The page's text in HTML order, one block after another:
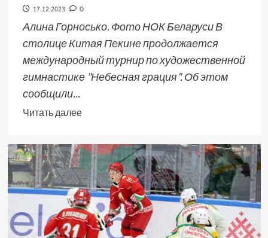
17.12.2023 0
Алина Горносько. Фото НОК Беларуси В
столице Китая Пекине продолжается
международный турнир по художественной
гимнастике "Небесная грация". Об этом
сообщили...
Читать далее